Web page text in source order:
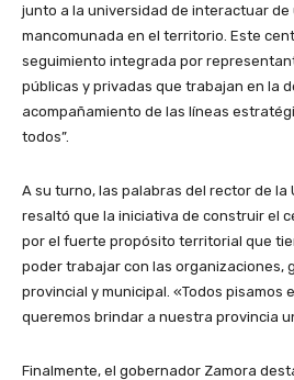
junto a la universidad de interactuar
mancomunada en el territorio. Este
seguimiento integrada por
públicas y privadas que trabajan en la
acompañamiento de las líneas
todos”.
A su turno, las palabras del rector de la
resaltó que la iniciativa de construir el
por el fuerte propósito territorial que
poder trabajar con las organizaciones,
provincial y municipal. «Todos pisamos
queremos brindar a nuestra provincia
Finalmente, el gobernador Zamora